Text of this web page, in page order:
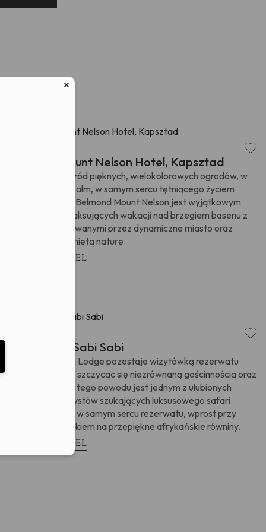
Wyrażam
Belmond Mount Nelson Hotel, Kapsztad
Usytuowany pośród pięknych, wielokolorowych ogrodów, w
cieniu wysokich palm, w samym sercu tętniącego życiem
Kapsztadu hotel Belmond Mount Nelson jest wyjątkowym
połączeniem relaksujących wakacji nad brzegiem basenu z
atrakcjami oferowanymi przez dynamiczne miasto oraz
wspaniałą, nietkniętą naturę.
Zobacz hotel
Bush Lodge Sabi Sabi
Od wielu lat Bush Lodge pozostaje wizytówką rezerwatu
Sabi Sabi w RPA, szczycąc się niezrównaną gościnnością oraz
jakością usług. Z tego powodu jest jednym z ulubionych
miejsc wśród turystów szukających luksusowego safari.
Usytuowany jest w samym sercu rezerwatu, wprost przy
wodopoju z widokiem na przepiękne afrykańskie równiny.
Zobacz hotel
call
w formacie E164